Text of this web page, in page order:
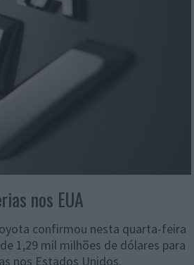
nos EUA
confirmou nesta quarta-feira
1,29 mil milhões de dólares para
nos Estados Unidos.